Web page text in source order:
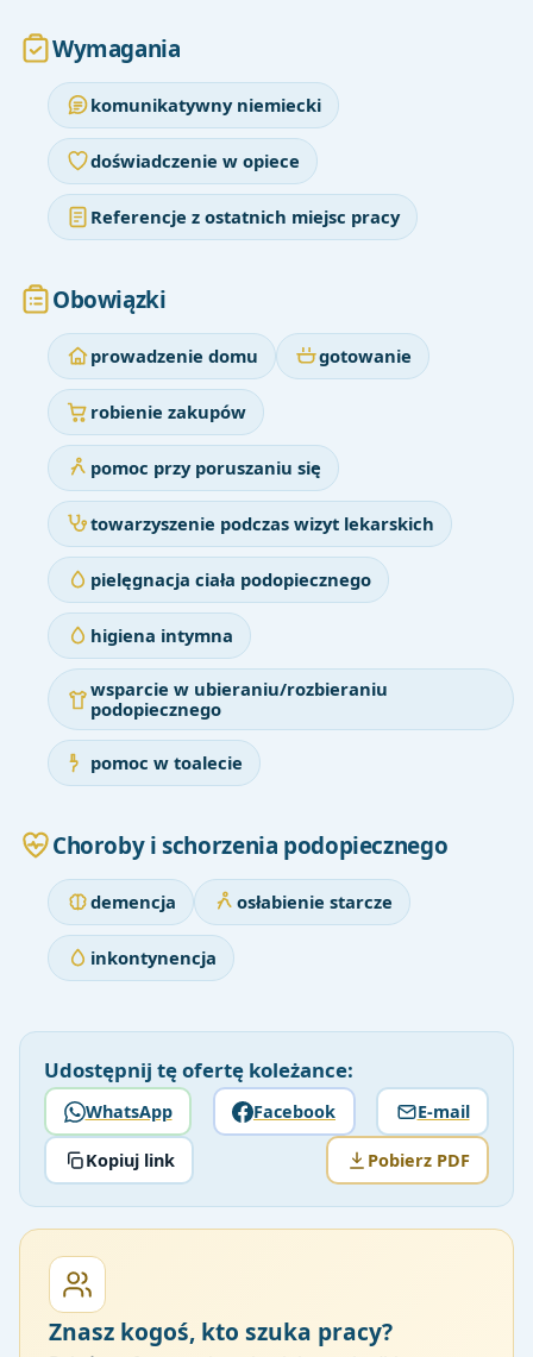
Wymagania
komunikatywny niemiecki
doświadczenie w opiece
Referencje z ostatnich miejsc pracy
Obowiązki
prowadzenie domu gotowanie
robienie zakupów
pomoc przy poruszaniu się
towarzyszenie podczas wizyt lekarskich
pielęgnacja ciała podopiecznego
higiena intymna
wsparcie w ubieraniu/rozbieraniu
podopiecznego
pomoc w toalecie
Choroby i schorzenia podopiecznego
demencja osłabienie starcze
inkontynencja
Udostępnij tę ofertę koleżance:
WhatsApp Facebook E-mail
Kopiuj link Pobierz PDF
Znasz kogoś, kto szuka pracy?